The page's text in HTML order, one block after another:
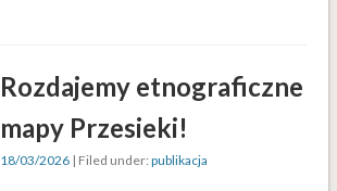
Rozdajemy etnograficzne
mapy Przesieki!
18/03/2026 | Filed under:publikacja